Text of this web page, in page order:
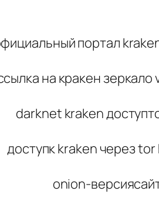
портал
на кракен
darknet kraken
доступк kraken через
onion-